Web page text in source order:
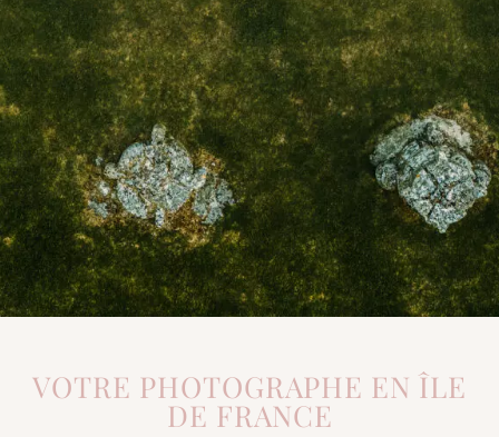
VOTRE PHOTOGRAPHE EN ÎLE
DE FRANCE